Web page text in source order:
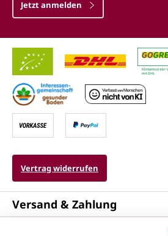
Jetzt anmelden
Vertrag widerrufen
Versand & Zahlung